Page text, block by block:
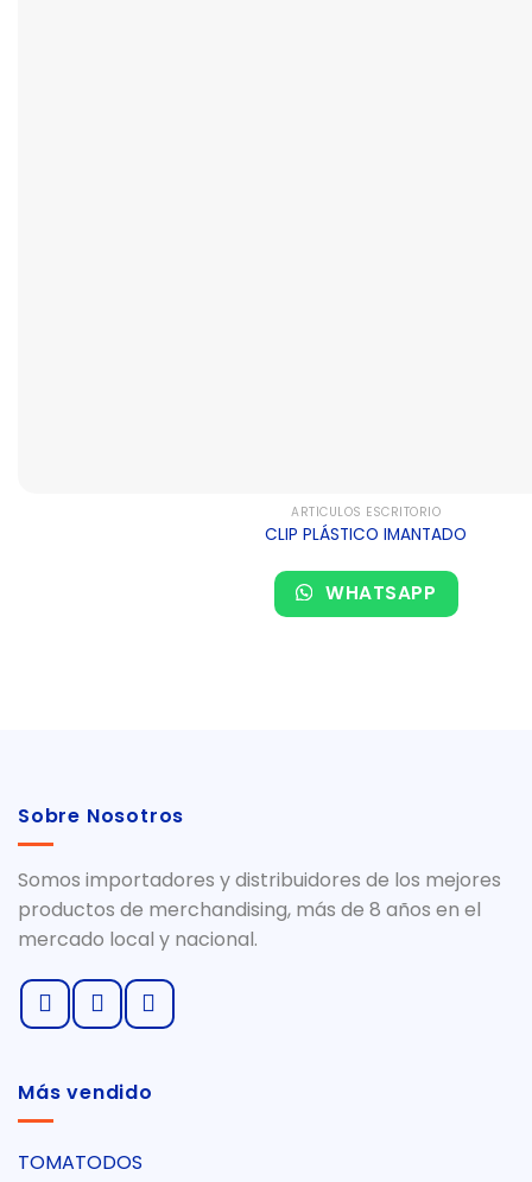
ARTÍCULOS ESCRITORIO
CLIP PLÁSTICO IMANTADO
WHATSAPP
Sobre Nosotros
Somos importadores y distribuidores de los mejores
productos de merchandising, más de 8 años en el
mercado local y nacional.
Más vendido
TOMATODOS